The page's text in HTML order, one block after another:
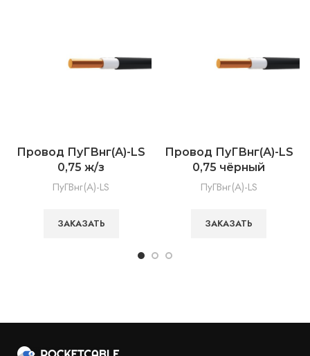
Провод ПуГВнг(А)-LS
0,75 ж/з
ПуГВнг(А)-LS
ЗАКАЗАТЬ
Провод ПуГВнг(А)-LS
0,75 чёрный
ПуГВнг(А)-LS
ЗАКАЗАТЬ